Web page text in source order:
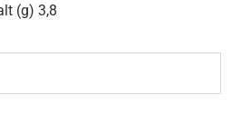
(g) 3,8